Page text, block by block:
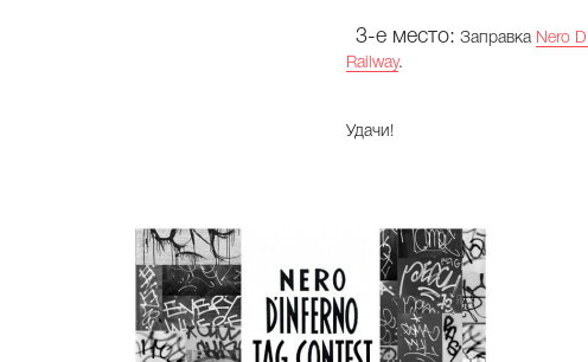
3-е место: Заправка Nero
Railway.
Удачи!